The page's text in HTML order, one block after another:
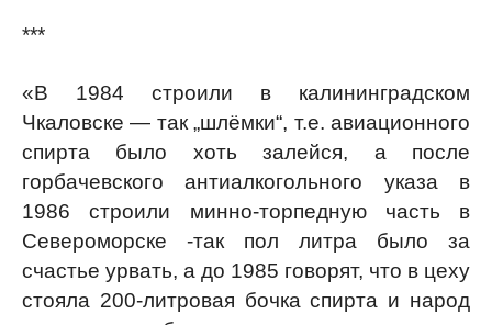
***
«В 1984 строили в калининградском
Чкаловске — так „шлёмки“, т.е. авиационного
спирта было хоть залейся, а после
горбачевского антиалкогольного указа в
1986 строили минно-торпедную часть в
Североморске -так пол литра было за
счастье урвать, а до 1985 говорят, что в цеху
стояла 200-литровая бочка спирта и народ